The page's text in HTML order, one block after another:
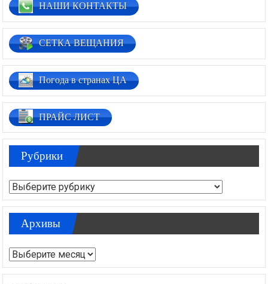
НАШИ КОНТАКТЫ
СЕТКА ВЕЩАНИЯ
Погода в странах ЦА
ПРАЙС ЛИСТ
Рубрики
Рубрики
Архивы
Архивы